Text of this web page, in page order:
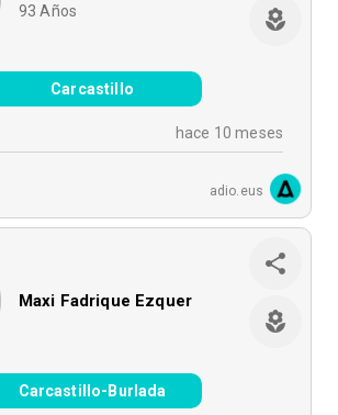
93 Años
Carcastillo
hace 10 meses
adio.eus
Maxi Fadrique Ezquer
Carcastillo-Burlada